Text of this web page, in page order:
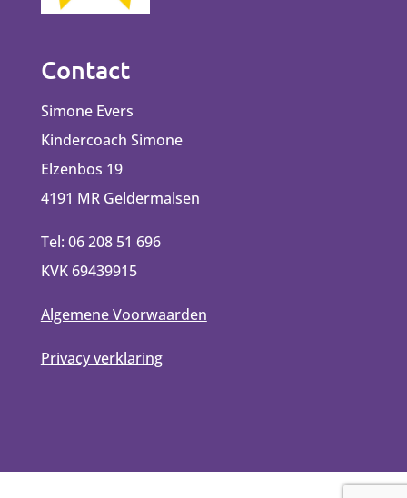
Contact
Simone Evers
Kindercoach Simone
Elzenbos 19
4191 MR Geldermalsen
Tel: 06 208 51 696
KVK 69439915
Algemene Voorwaarden
Privacy verklaring